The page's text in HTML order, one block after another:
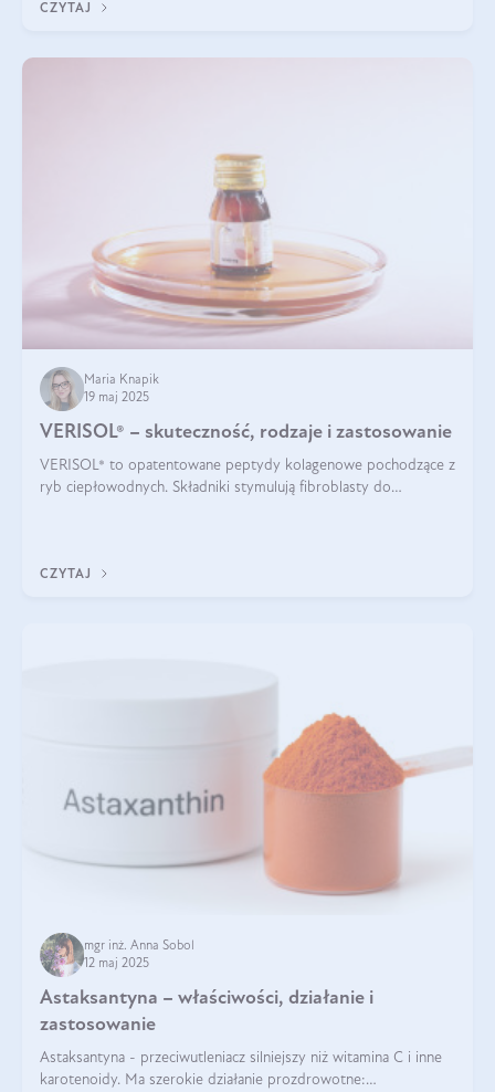
CZYTAJ
Maria Knapik
19 maj 2025
VERISOL® – skuteczność, rodzaje i zastosowanie
VERISOL® to opatentowane peptydy kolagenowe pochodzące z
ryb ciepłowodnych. Składniki stymulują fibroblasty do
CZYTAJ
mgr inż. Anna Sobol
12 maj 2025
Astaksantyna – właściwości, działanie i
zastosowanie
Astaksantyna - przeciwutleniacz silniejszy niż witamina C i inne
karotenoidy. Ma szerokie działanie prozdrowotne: